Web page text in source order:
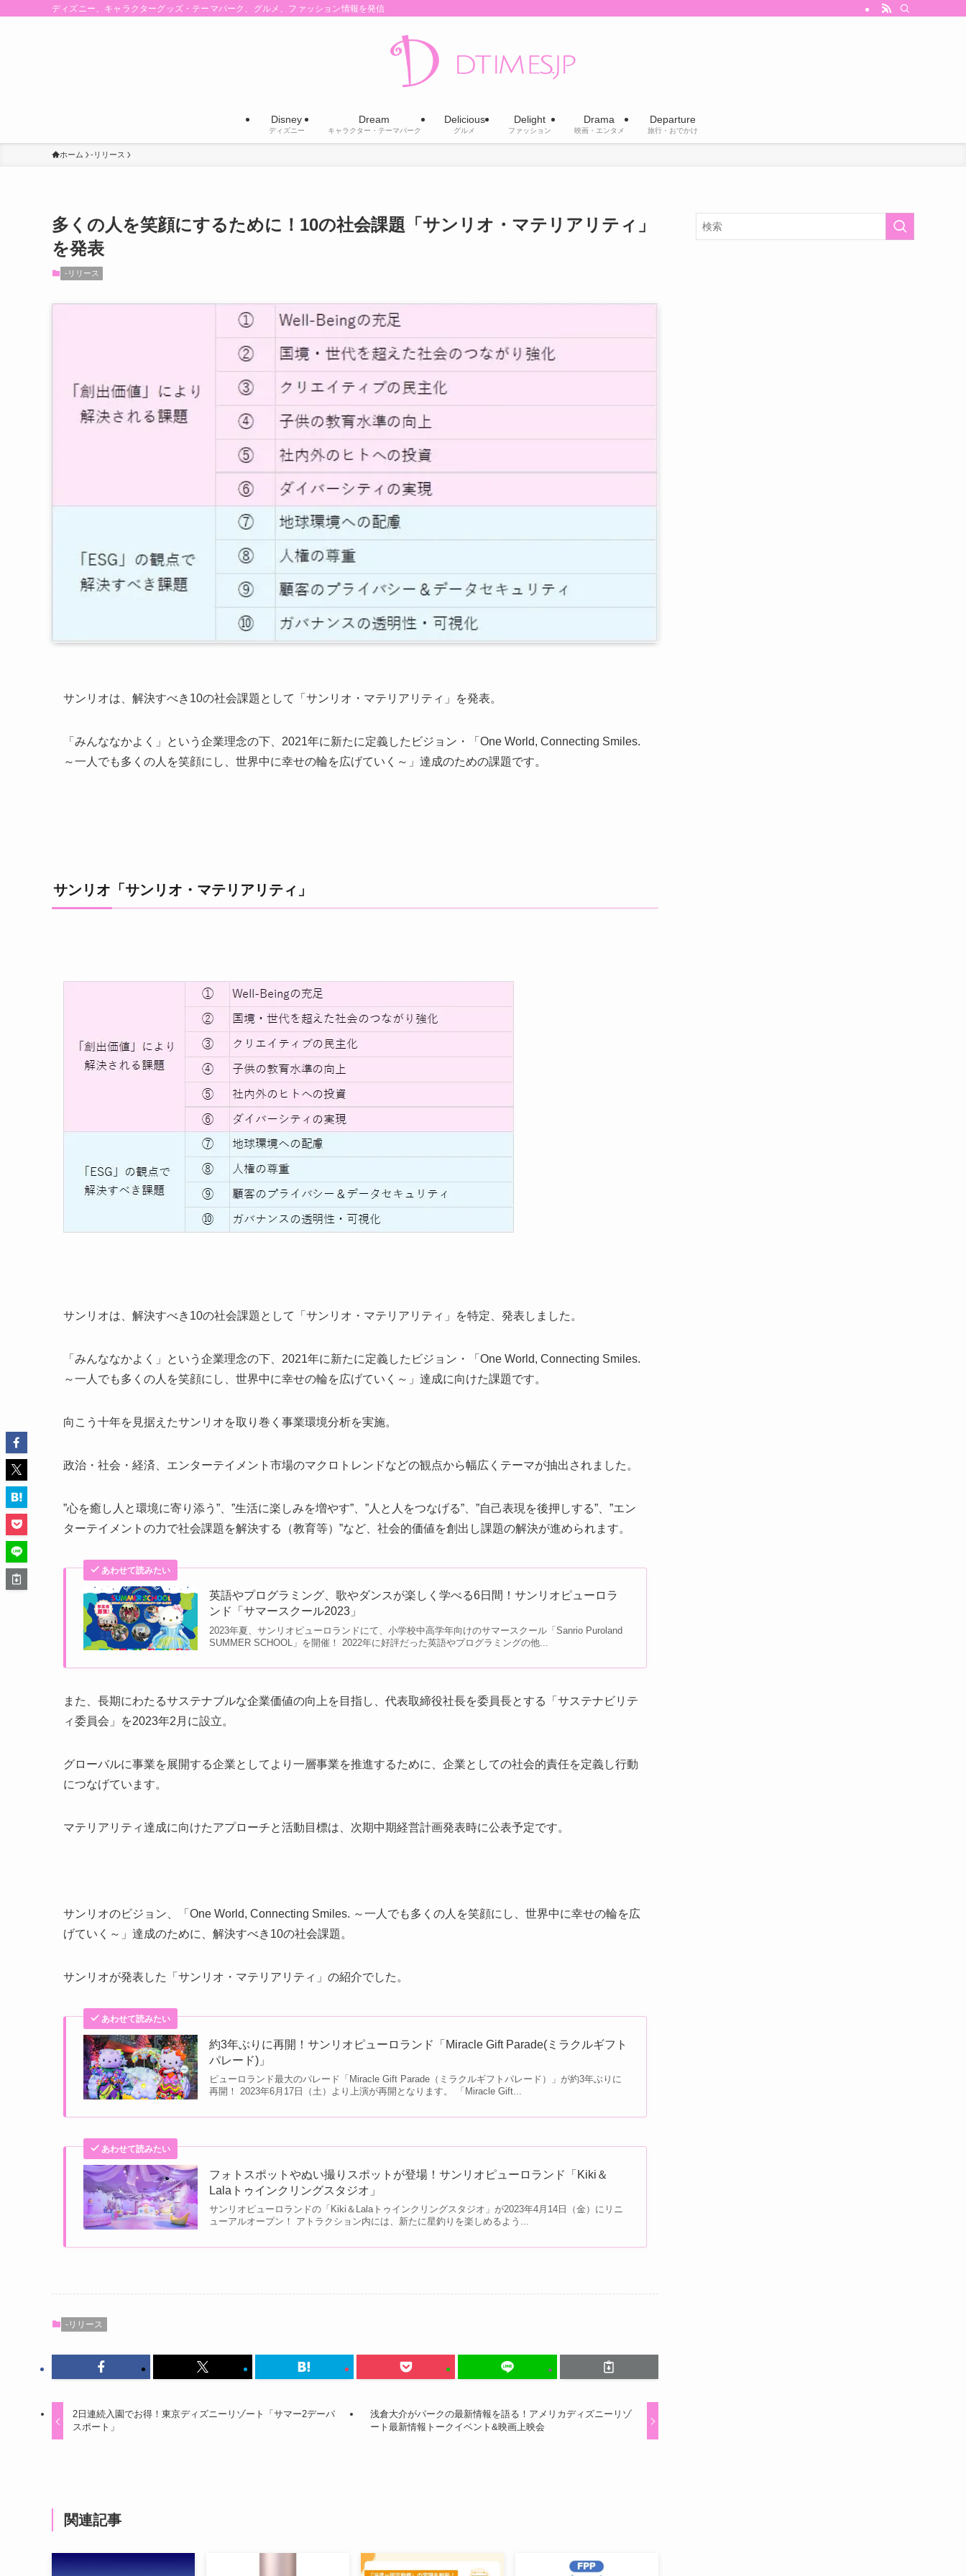
ディズニー、キャラクターグッズ・テーマパーク、グルメ、ファッション情報を発信
Disney
ディズニー
Dream
キャラクター・テーマパーク
Delicious
グルメ
Delight
ファッション
Drama
映画・エンタメ
Departure
旅行・おでかけ
ホーム -リリース
多くの人を笑顔にするために！10の社会課題「サンリオ・マテリアリティ」
を発表
-リリース
サンリオは、解決すべき10の社会課題として「サンリオ・マテリアリティ」を発表。
「みんななかよく」という企業理念の下、2021年に新たに定義したビジョン・「One World, Connecting Smiles.
～一人でも多くの人を笑顔にし、世界中に幸せの輪を広げていく～」達成のための課題です。
サンリオ「サンリオ・マテリアリティ」
サンリオは、解決すべき10の社会課題として「サンリオ・マテリアリティ」を特定、発表しました。
「みんななかよく」という企業理念の下、2021年に新たに定義したビジョン・「One World, Connecting Smiles.
～一人でも多くの人を笑顔にし、世界中に幸せの輪を広げていく～」達成に向けた課題です。
向こう十年を見据えたサンリオを取り巻く事業環境分析を実施。
政治・社会・経済、エンターテイメント市場のマクロトレンドなどの観点から幅広くテーマが抽出されました。
”心を癒し人と環境に寄り添う”、”生活に楽しみを増やす”、”人と人をつなげる”、”自己表現を後押しする”、”エン
ターテイメントの力で社会課題を解決する（教育等）”など、社会的価値を創出し課題の解決が進められます。
あわせて読みたい
英語やプログラミング、歌やダンスが楽しく学べる6日間！サンリオピューロラ
ンド「サマースクール2023」
2023年夏、サンリオピューロランドにて、小学校中高学年向けのサマースクール「Sanrio Puroland
SUMMER SCHOOL」を開催！ 2022年に好評だった英語やプログラミングの他...
また、長期にわたるサステナブルな企業価値の向上を目指し、代表取締役社長を委員長とする「サステナビリテ
ィ委員会」を2023年2月に設立。
グローバルに事業を展開する企業としてより一層事業を推進するために、企業としての社会的責任を定義し行動
につなげています。
マテリアリティ達成に向けたアプローチと活動目標は、次期中期経営計画発表時に公表予定です。
サンリオのビジョン、「One World, Connecting Smiles. ～一人でも多くの人を笑顔にし、世界中に幸せの輪を広
げていく～」達成のために、解決すべき10の社会課題。
サンリオが発表した「サンリオ・マテリアリティ」の紹介でした。
あわせて読みたい
約3年ぶりに再開！サンリオピューロランド「Miracle Gift Parade(ミラクルギフト
パレード)」
ピューロランド最大のパレード「Miracle Gift Parade（ミラクルギフトパレード）」が約3年ぶりに
再開！ 2023年6月17日（土）より上演が再開となります。 「Miracle Gift...
あわせて読みたい
フォトスポットやぬい撮りスポットが登場！サンリオピューロランド「Kiki＆
Lalaトゥインクリングスタジオ」
サンリオピューロランドの「Kiki＆Lalaトゥインクリングスタジオ」が2023年4月14日（金）にリニ
ューアルオープン！ アトラクション内には、新たに星釣りを楽しめるよう...
-リリース
2日連続入園でお得！東京ディズニーリゾート「サマー2デーパ
スポート」
浅倉大介がパークの最新情報を語る！アメリカディズニーリゾ
ート最新情報トークイベント&映画上映会
関連記事